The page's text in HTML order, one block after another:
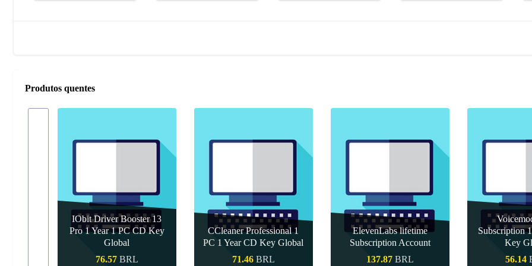
Produtos quentes
IObit Driver Booster 13
Pro 1 Year 1 PC CD Key
Global
76.57 BRL
CCleaner Professional 1
PC 1 Year CD Key Global
71.46 BRL
ElevenLabs lifetime
Subscription Account
137.87 BRL
Subscription
Key
56.14